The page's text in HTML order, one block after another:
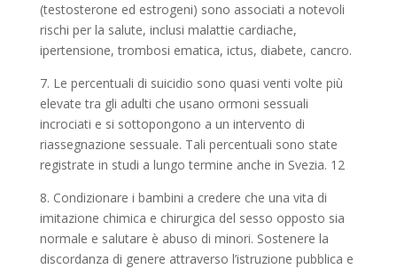
(testosterone ed estrogeni) sono associati a notevoli
rischi per la salute, inclusi malattie cardiache,
ipertensione, trombosi ematica, ictus, diabete, cancro.
7. Le percentuali di suicidio sono quasi venti volte più
elevate tra gli adulti che usano ormoni sessuali
incrociati e si sottopongono a un intervento di
riassegnazione sessuale. Tali percentuali sono state
registrate in studi a lungo termine anche in Svezia. 12
8. Condizionare i bambini a credere che una vita di
imitazione chimica e chirurgica del sesso opposto sia
normale e salutare è abuso di minori. Sostenere la
discordanza di genere attraverso l’istruzione pubblica e